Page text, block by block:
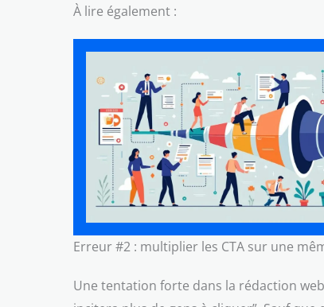
À lire également :
Erreur #2 : multiplier les CTA sur une
Une tentation forte dans la rédaction